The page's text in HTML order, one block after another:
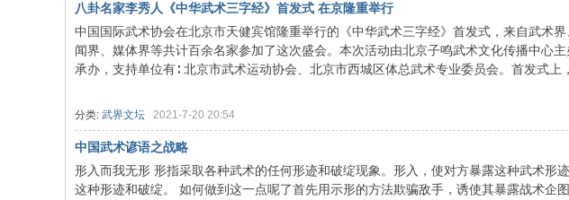
八卦名家李秀人《中华武术三字经》首发式 在京隆重举行
中国国际武术协会在北京市天健宾馆隆重举行的《中华武术三字经》首发式，来自武术
闻界、媒体界等共计百余名家参加了这次盛会。本次活动由北京子鸣武术文化传播中心
承办，支持单位有∶ 北京市武术运动协会、北京市西城区体总武术专业委员会。首发式上
分类: 武界文坛 2021-7-20 20:54
中国武术谚语之战略
形入而我无形 形指采取各种武术的任何形迹和破绽现象。形入，使对方暴露这种武术形
这种形迹和破绽。 如何做到这一点呢了首先用示形的方法欺骗敌手，诱使其暴露战术企